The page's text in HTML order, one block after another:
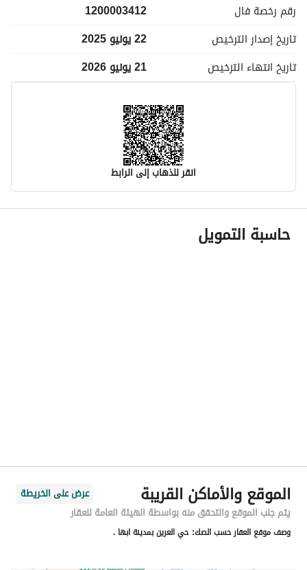
رقم رخصة فال
1200003412
تاريخ إصدار الترخيص
22 يونيو 2025
تاريخ انتهاء الترخيص 21 يونيو 2026
انقر للذهاب إلى الرابط
معلومات مسؤول الإعلان
اسم المسؤول
رقم المبنى
7361
الرقم الاضافي
4562
حاسبة التمويل
الموقع والأماكن القريبة
عرض على الخريطة
يتم جلب الموقع والتحقق منه بواسطة الهيئة العامة للعقار
وصف موقع العقار حسب الصك: حي العرين بمدينة ابها .